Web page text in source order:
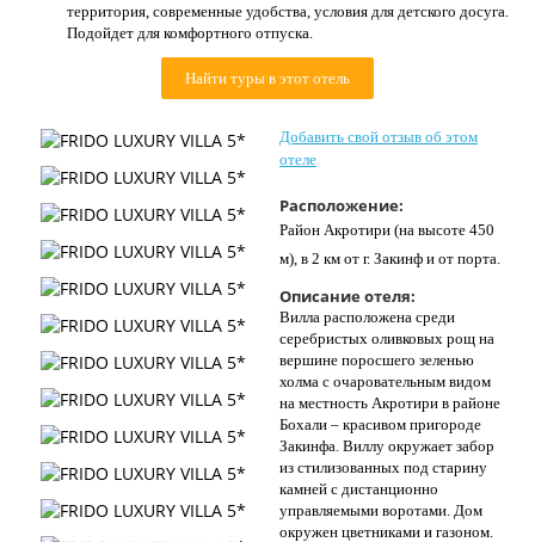
Как купить
Контакты
территория, современные удобства, условия для детского досуга.
Подойдет для комфортного отпуска.
Найти туры в этот отель
Добавить свой отзыв об этом
отеле
Расположение:
Район Акротири (на высоте 450
м), в 2 км от г. Закинф и от порта.
Описание отеля:
Вилла расположена среди
серебристых оливковых рощ на
вершине поросшего зеленью
холма с очаровательным видом
на местность Акротири в районе
Бохали – красивом пригороде
Закинфа. Виллу окружает забор
из стилизованных под старину
камней с дистанционно
управляемыми воротами. Дом
окружен цветниками и газоном.